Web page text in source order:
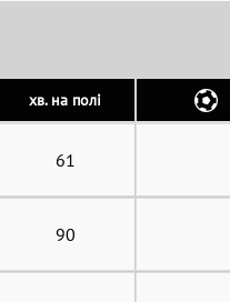
хв. на полі
61
90